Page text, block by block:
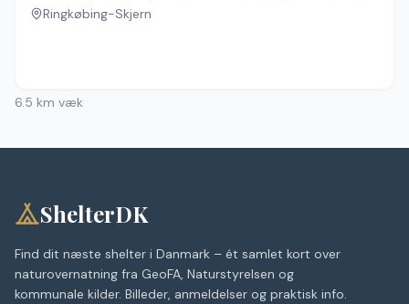
Ringkøbing-Skjern
6.5 km væk
ShelterDK
Find dit næste shelter i Danmark – ét samlet kort over
naturovernatning fra GeoFA, Naturstyrelsen og
kommunale kilder. Billeder, anmeldelser og praktisk info.